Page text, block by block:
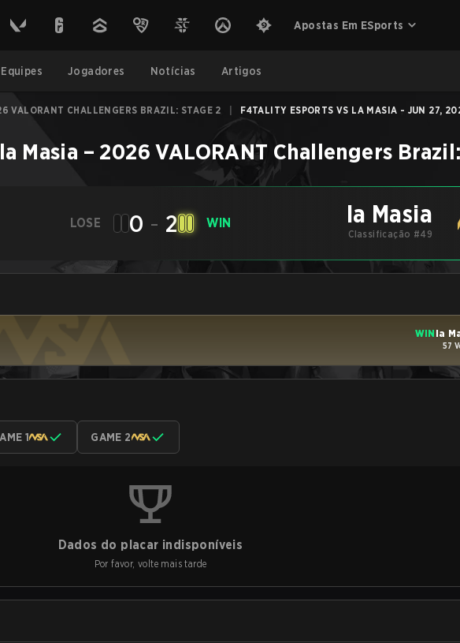
Apostas Em ESports
Equipes Jogadores Notícias Artigos
VALORANT CHALLENGERS BRAZIL: STAGE 2 F4TALITY ESPORTS VS LA MASIA - JUN 27,
la Masia – 2026 VALORANT Challengers
LOSE 0 - 2 WIN la Masia
Classificação #49
WIN la
57
1 GAME 2
Dados do placar indisponíveis
Por favor, volte mais tarde